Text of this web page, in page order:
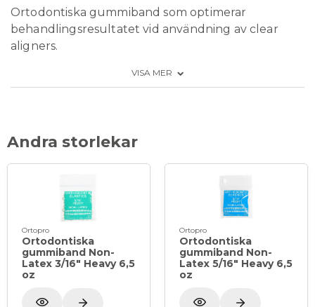
Ortodontiska gummiband som optimerar
behandlingsresultatet vid användning av clear
aligners.
Storlek Ø: 3/8 tum (9,5 mm
Extra starka och hållbara
gummiband = 5000 st
VISA MER
Andra storlekar
Ortopro
Ortodontiska
gummiband Non-
Latex 3/16" Heavy 6,5
oz
Ortopro
Ortodontiska
gummiband Non-
Latex 5/16" Heavy 6,5
oz